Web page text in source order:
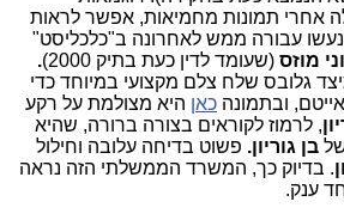
אחרי תמונות מחמיאות, אפשר לראות
עבורה ממש לאחרונה ב"כלכליסט"
מוזס (שעומד לדין כעת בתיק 2000)
.
גלובס שלח צלם מקצועי במיוחד כדי
ובתמונה כאן היא מצולמת על רקע
, לרמוז לקוראים בצורה ברורה, שהיא
בן גוריון. פשוט בדיחה עלובה וחילול
. בדיוק כך, המשרד הממשלתי הזה נראה
ענק.